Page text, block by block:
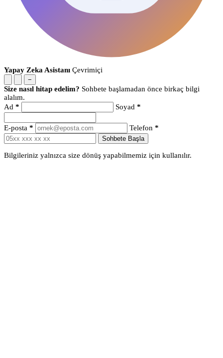
Yapay Zeka Asistanı Çevrimiçi
−
Size nasıl hitap edelim? Sohbete başlamadan önce birkaç bilgi
alalım.
Ad * Soyad *
E-posta * Telefon *
Sohbete Başla
Bilgileriniz yalnızca size dönüş yapabilmemiz için kullanılır.